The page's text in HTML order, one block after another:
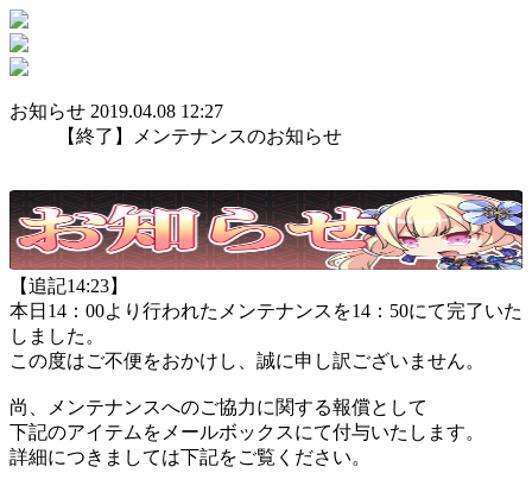
お知らせ 2019.04.08 12:27
【終了】メンテナンスのお知らせ
【追記14:23】
本日14：00より行われたメンテナンスを14：50にて完了いた
しました。
この度はご不便をおかけし、誠に申し訳ございません。
尚、メンテナンスへのご協力に関する報償として
下記のアイテムをメールボックスにて付与いたします。
詳細につきましては下記をご覧ください。